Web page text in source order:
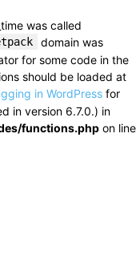
was called
domain was
for some code in the
should be loaded at
in WordPress for
in version 6.7.0.) in
functions.php on line